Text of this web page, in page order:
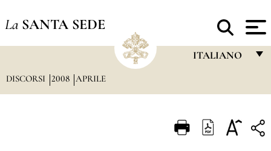
La SANTA SEDE
ITALIANO
ITALIANO
DISCORSI 2008 APRILE